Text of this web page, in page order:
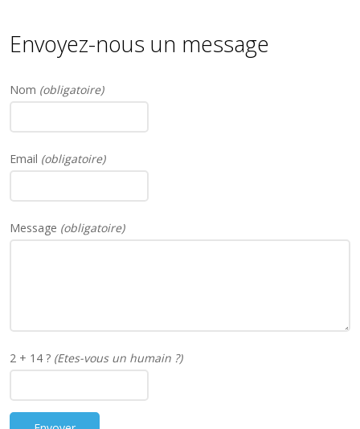
Envoyez-nous un message
Nom (obligatoire)
Email (obligatoire)
Message (obligatoire)
2 + 14 ? (Etes-vous un humain ?)